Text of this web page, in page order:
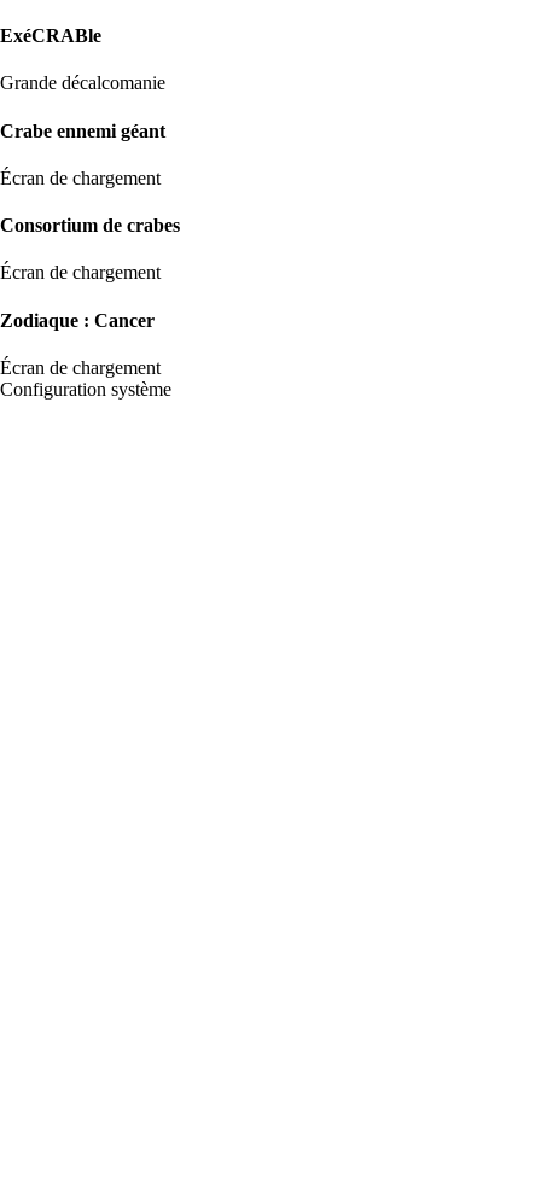
ExéCRABle
Grande décalcomanie
Crabe ennemi géant
Écran de chargement
Consortium de crabes
Écran de chargement
Zodiaque : Cancer
Écran de chargement
Configuration système